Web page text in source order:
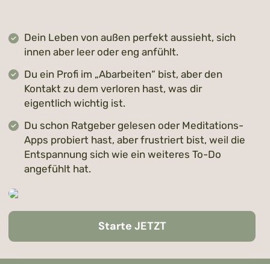
Dein Leben von außen perfekt aussieht, sich
innen aber leer oder eng anfühlt.
Du ein Profi im „Abarbeiten“ bist, aber den
Kontakt zu dem verloren hast, was dir
eigentlich wichtig ist.
Du schon Ratgeber gelesen oder Meditations-
Apps probiert hast, aber frustriert bist, weil die
Entspannung sich wie ein weiteres To-Do
angefühlt hat.
Starte JETZT